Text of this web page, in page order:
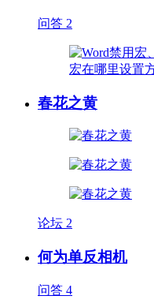
问答 2
春花之黄
论坛 2
何为单反相机
问答 4